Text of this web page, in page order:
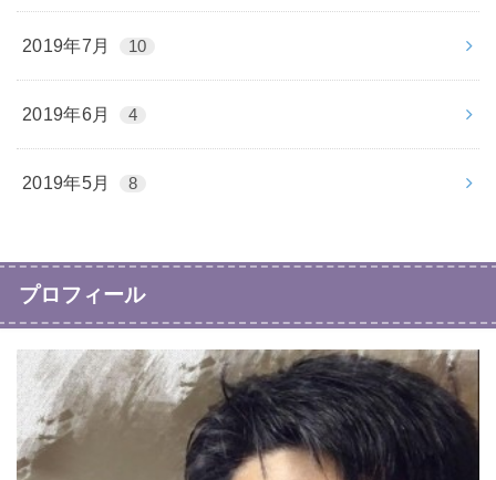
2019年7月 10
2019年6月 4
2019年5月 8
プロフィール